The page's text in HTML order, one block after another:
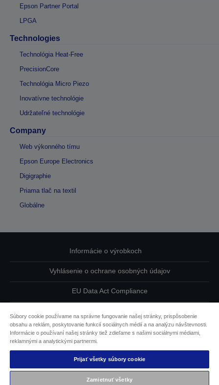
Epson Partner Portal
LPGA
Technologies
Technológia Heat-Free
PrecisionCore
Technológia Micro Piezo
Inovatívne technológie
Udržateľné technológie
Company
Web výkonného tímu
Epson Europe Electronics
Digigraphie
Priama tlač na textil
Globálne
Informácie o výrobkoch
Vyhlásenie o ochrane osobných údajov
EU Data Act Compliance
Informácie o súboroch cookie
Záväzok spoločnosti Epson k dostupnosti
Obsah chránený autorskými právami © 2026 spoločnosti
Súbory cookie používame na správne fungovanie našej stránky, prispôsobenie
obsahu a reklám, poskytovanie funkcií sociálnych médií a na analýzu návštevnosti.
Informácie o používaní našej stránky tiež zdieľame s našimi sociálnymi médiami,
reklamnými a analytickými partnermi.
Prijať všetky súbory cookie
Zamietnuť všetky